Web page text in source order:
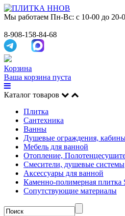
Мы работаем Пн-Вс: с 10-00 до 20-
8-908-158-84-68
Корзина
Ваша корзина пуста
Каталог товаров
Плитка
Сантехника
Ванны
Душевые ограждения,
Мебель для ванной
Отопление,
Смесители, душевые системы
Аксессуары для ванной
Каменно-полимерная плитка
Сопутствующие материалы